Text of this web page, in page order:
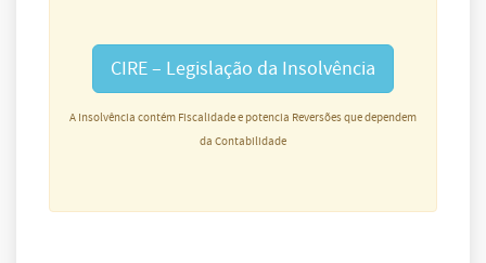
CIRE – Legislação da Insolvência
A Insolvência contém Fiscalidade e potencia Reversões que dependem
da Contabilidade